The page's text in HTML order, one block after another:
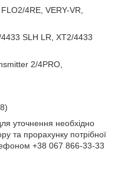
4RE, VERY-VR,
SLH LR, XT2/4433
2/4PRO,
уточнення необхідно
та прорахунку потрібної
+38 067 866-33-33